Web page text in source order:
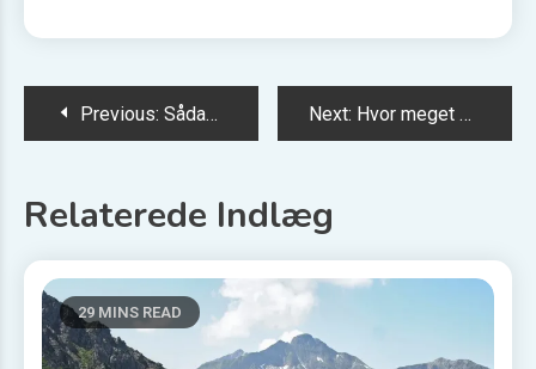
Indlægsnavigation
Previous: Sådan finder du billig billeje i udlandet Next: Hvor meget skal der spares op for at rejse jorden rundt?
Relaterede Indlæg
29 MINS READ